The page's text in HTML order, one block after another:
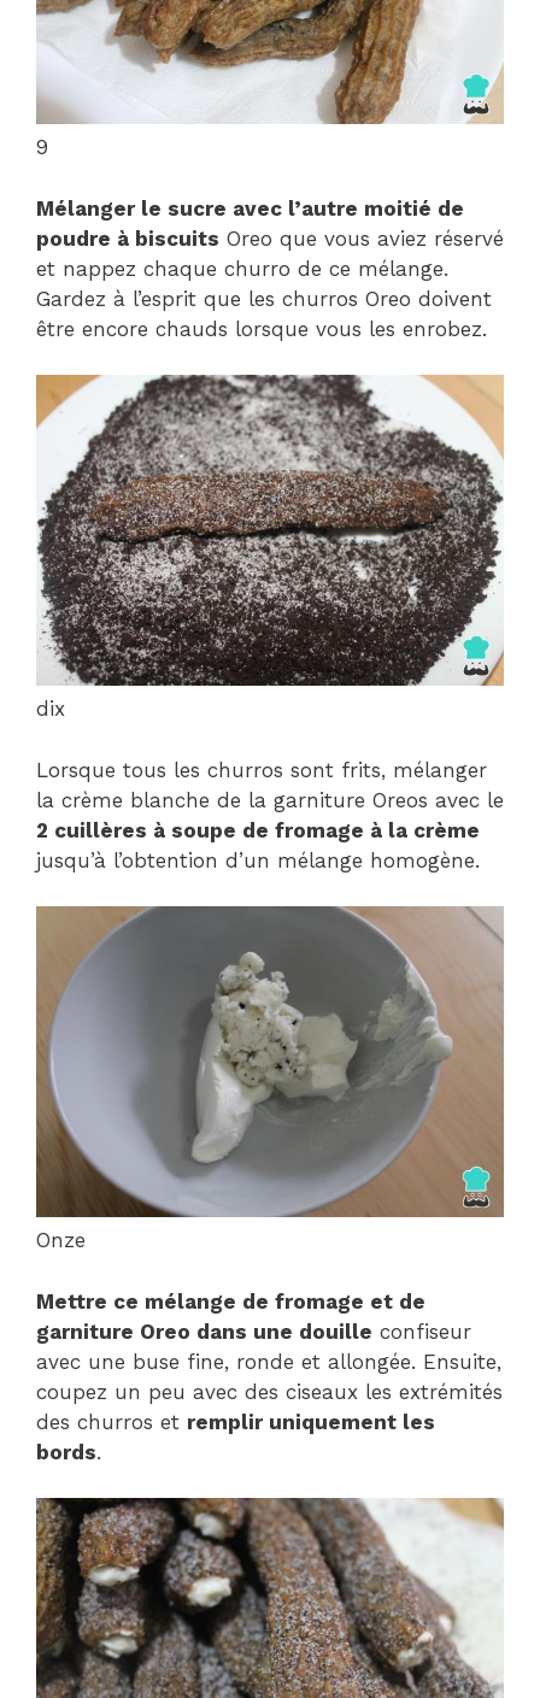
9
Mélanger le sucre avec l’autre moitié de
poudre à biscuits Oreo que vous aviez réservé
et nappez chaque churro de ce mélange.
Gardez à l’esprit que les churros Oreo doivent
être encore chauds lorsque vous les enrobez.
dix
Lorsque tous les churros sont frits, mélanger
la crème blanche de la garniture Oreos avec le
2 cuillères à soupe de fromage à la crème
jusqu’à l’obtention d’un mélange homogène.
Onze
Mettre ce mélange de fromage et de
garniture Oreo dans une douille confiseur
avec une buse fine, ronde et allongée. Ensuite,
coupez un peu avec des ciseaux les extrémités
des churros et remplir uniquement les
bords.